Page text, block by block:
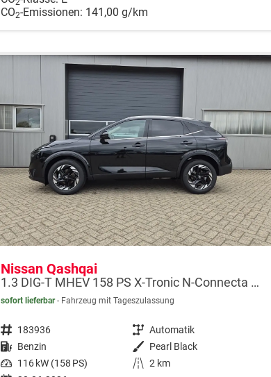
2
CO2-Emissionen: 141,00 g/km
Nissan Qashqai
1.3 DIG-T MHEV 158 PS X-Tronic N-Connecta Teil-Leder PanoGlasdach Klimaautomatik Sitzheizung Lenkradheizung Navi ACC PDC v+h 360°Kamera DAB Bluetooth Touchscreen Apple CarPlay Android Auto 18"LM
sofort lieferbar Fahrzeug mit Tageszulassung
Fahrzeugnr. 183936 Getriebe Automatik
Kraftstoff Benzin Außenfarbe Pearl Black
Leistung 116 kW (158 PS) Kilometerstand 2 km